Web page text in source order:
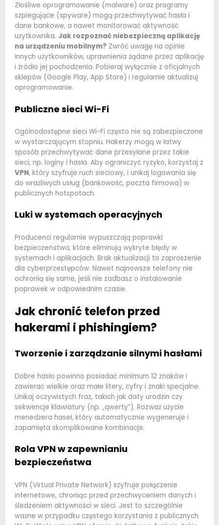
Złośliwe oprogramowanie (malware) oraz programy
szpiegujące (spyware) mogą przechwytywać hasła i
dane bankowe, a nawet monitorować aktywność
użytkownika. Jak rozpoznać niebezpieczną aplikację
na urządzeniu mobilnym? Zwróć uwagę na opinie
innych użytkowników, uprawnienia żądane przez aplikację
i źródło jej pochodzenia. Pobieraj wyłącznie z oficjalnych
sklepów (Google Play, App Store) i regularnie aktualizuj
oprogramowanie.
Publiczne sieci Wi-Fi
Ogólnodostępne sieci Wi-Fi często nie są zabezpieczone
w wystarczającym stopniu. Hakerzy mogą w łatwy
sposób przechwytywać dane przesyłane przez takie
sieci, np. loginy i hasła. Aby ograniczyć ryzyko, korzystaj z
VPN, który szyfruje ruch sieciowy, i unikaj logowania się
do wrażliwych usług (bankowość, poczta firmowa) w
publicznych hotspotach.
Luki w systemach operacyjnych
Producenci regularnie wypuszczają poprawki
bezpieczeństwa, które eliminują wykryte błędy w
systemach i aplikacjach. Brak aktualizacji to zaproszenie
dla cyberprzestępców. Nawet najnowsze telefony nie
ochronią się same, jeśli nie zadbasz o instalowanie
poprawek w odpowiednim czasie.
Jak chronić telefon przed
hakerami i phishingiem?
Tworzenie i zarządzanie silnymi hasłami
Dobre hasło powinno posiadać minimum 12 znaków i
zawierać wielkie oraz małe litery, cyfry i znaki specjalne.
Unikaj oczywistych fraz, takich jak daty urodzin czy
sekwencje klawiatury (np. „qwerty”). Rozważ użycie
menedżera haseł, który automatycznie wygeneruje i
zapamięta skomplikowane kombinacje.
Rola VPN w zapewnianiu
bezpieczeństwa
VPN (Virtual Private Network) szyfruje połączenie
internetowe, chroniąc przed przechwyceniem danych i
śledzeniem aktywności w sieci. Jest to szczególnie
ważne w przypadku częstego korzystania z publicznych